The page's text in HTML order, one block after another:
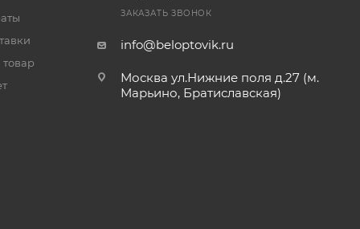
товар
ЗАКАЗАТЬ ЗВОНОК
info@beloptovik.ru
Москва ул.Нижние поля д.27 (м.
Марьино, Братиславская)